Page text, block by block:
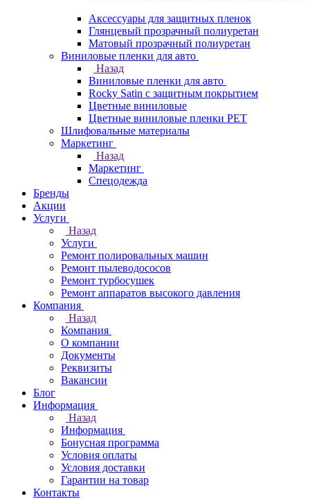
Аксессуары для защитных пленок
Глянцевый прозрачный полиуретан
Матовый прозрачный полиуретан
Виниловые пленки для авто
Назад
Виниловые пленки для авто
Rocky Satin с защитным покрытием
Цветные виниловые
Цветные виниловые пленки PET
Шлифовальные материалы
Маркетинг
Назад
Маркетинг
Спецодежда
Бренды
Акции
Услуги
Назад
Услуги
Ремонт полировальных машин
Ремонт пылеводососов
Ремонт турбосушек
Ремонт аппаратов высокого давления
Компания
Назад
Компания
О компании
Документы
Реквизиты
Вакансии
Блог
Информация
Назад
Информация
Бонусная программа
Условия оплаты
Условия доставки
Гарантии на товар
Контакты